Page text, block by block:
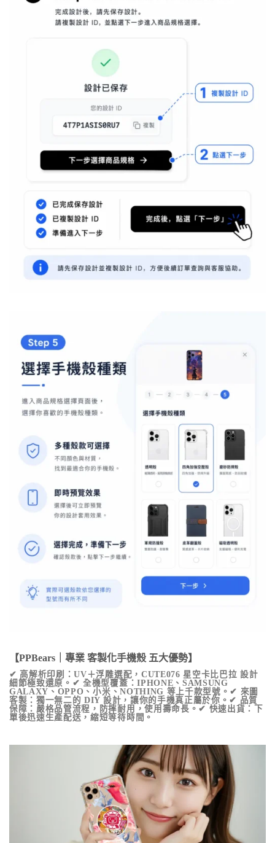
【PPBears｜專業 客製化手機殼 五大優勢】
✔ 高解析印刷：UV＋浮雕選配， CUTE076 星空卡比巴拉 設計
細節極致還原。✔ 全機型覆蓋：IPHONE、SAMSUNG
GALAXY、OPPO、小米、NOTHING 等上千款型號。✔ 來圖
客製：獨一無二的 DIY 設計，讓你的手機真正屬於你。✔ 品質
保障：嚴格品管流程，防摔耐用，使用壽命長。✔ 快速出貨：下
單後迅速生產配送，縮短等待時間。